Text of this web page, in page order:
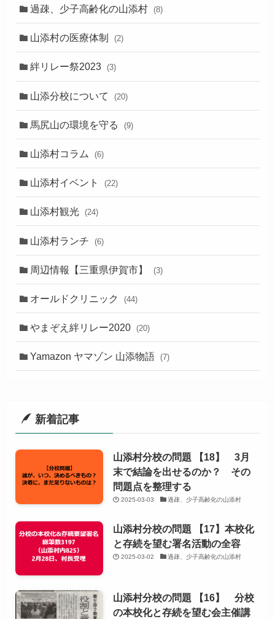
過疎、少子高齢化の山添村 (8)
山添村の医療体制 (2)
絆リレー祭2023 (3)
山添分校について (20)
馬尻山の環境を守る (9)
山添村コラム (6)
山添村イベント (22)
山添村観光 (24)
山添村ランチ (6)
周辺情報【三重県伊賀市】 (3)
オールドクリニック (44)
やまぞえ絆リレー2020 (20)
Yamazon ヤマゾン 山添物語 (7)
新着記事
山添村分校の問題 【18】 3月
末で結論を出せるのか？ その
問題点を整理する
2025-03-03 過疎、少子高齢化の山添村
山添村分校の問題 【17】本校化
と存続を望む署名活動の全容
2025-03-02 過疎、少子高齢化の山添村
山添村分校の問題 【16】 分校
の本校化と存続を望む会主催講